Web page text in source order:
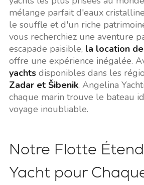
mélange parfait d'eaux
le souffle et d'un riche
vous recherchiez une aventure
escapade paisible, la location
offre une expérience inégalée.
yachtsdisponibles dans les
Zadar et Šibenik, Angelina
chaque marin trouve le bateau
voyage inoubliable.
Notre Flotte
Yacht pour